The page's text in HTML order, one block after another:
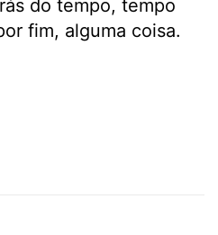
do tempo, tempo
fim, alguma coisa.